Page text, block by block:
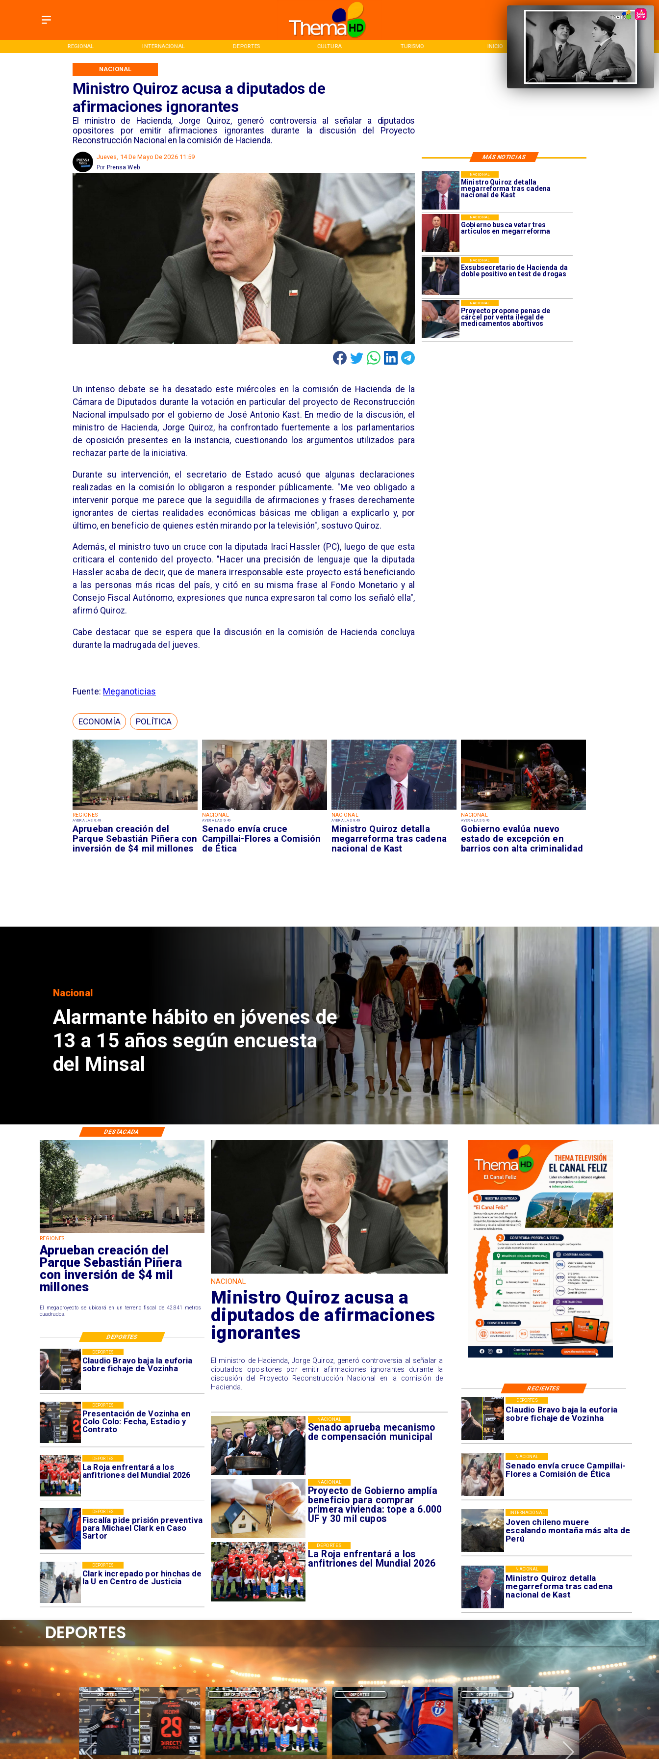
INTERNACIONAL DEPORTES REGIONAL
Ministro Quiroz acusa a diputados de
afirmaciones ignorantes
El ministro de Hacienda, Jorge Quiroz, generó controversia al señalar a diputados
opositores por emitir afirmaciones ignorantes durante la discusión del Proyecto
Reconstrucción Nacional en la comisión de Hacienda.
NACIONAL
MÁS NOTICIAS
Jueves, 14 De Mayo De 2026 11:59
Prensa Web
Por
REGIONES
AYER A LAS 9:49
Aprueban creación del
Parque Sebastián Piñera con
inversión de $4 mil millones
NACIONAL
AYER A LAS 9:49
Senado envía cruce
Campillai-Flores a Comisión
de Ética
NACIONAL
AYER A LAS 9:49
Ministro Quiroz detalla
megarreforma tras cadena
nacional de Kast
NACIONAL
AYER A LAS 9:49
Gobierno evalúa nuevo
estado de excepción en
barrios con alta criminalidad
Ministro Quiroz detalla
megarreforma tras cadena
nacional de Kast
NACIONAL
Gobierno busca vetar tres
artículos en megarreforma
NACIONAL
Exsubsecretario de Hacienda da
doble positivo en test de drogas
NACIONAL
Proyecto propone penas de
cárcel por venta ilegal de
medicamentos abortivos
NACIONAL
Un intenso debate se ha desatado este miércoles en la comisión de Hacienda de la
Cámara de Diputados durante la votación en particular del proyecto de Reconstrucción
Nacional impulsado por el gobierno de José Antonio Kast. En medio de la discusión, el
ministro de Hacienda, Jorge Quiroz, ha confrontado fuertemente a los parlamentarios
de oposición presentes en la instancia, cuestionando los argumentos utilizados para
rechazar parte de la iniciativa.
Durante su intervención, el secretario de Estado acusó que algunas declaraciones
realizadas en la comisión lo obligaron a responder públicamente. "Me veo obligado a
intervenir porque me parece que la seguidilla de afirmaciones y frases derechamente
ignorantes de ciertas realidades económicas básicas me obligan a explicarlo y, por
último, en beneficio de quienes estén mirando por la televisión", sostuvo Quiroz.
Además, el ministro tuvo un cruce con la diputada Irací Hassler (PC), luego de que esta
criticara el contenido del proyecto. "Hacer una precisión de lenguaje que la diputada
Hassler acaba de decir, que de manera irresponsable este proyecto está beneficiando
a las personas más ricas del país, y citó en su misma frase al Fondo Monetario y al
Consejo Fiscal Autónomo, expresiones que nunca expresaron tal como los señaló ella",
afirmó Quiroz.
Cabe destacar que se espera que la discusión en la comisión de Hacienda concluya
durante la madrugada del jueves.
Fuente: Meganoticias
ECONOMÍA POLÍTICA
Regiones
Aprueban creación del Parque
Sebastián Piñera con inversión
de $4 mil millones
Claudio Bravo baja la euforia
sobre fichaje de Vozinha
DEPORTES
Senado envía cruce Campillai-
Flores a Comisión de Ética
NACIONAL
Joven chileno muere
escalando montaña más alta de
Perú
INTERNACIONAL
Ministro Quiroz detalla
megarreforma tras cadena
nacional de Kast
NACIONAL
Claudio Bravo baja la euforia
sobre fichaje de Vozinha
DEPORTES
Presentación de Vozinha en
Colo Colo: Fecha, Estadio y
Contrato
DEPORTES
La Roja enfrentará a los
anfitriones del Mundial 2026
DEPORTES
Fiscalía pide prisión preventiva
para Michael Clark en Caso
Sartor
DEPORTES
Clark increpado por hinchas de
la U en Centro de Justicia
DEPORTES
Senado aprueba mecanismo
de compensación municipal
NACIONAL
Proyecto de Gobierno amplía
beneficio para comprar
primera vivienda: tope a 6.000
UF y 30 mil cupos
NACIONAL
La Roja enfrentará a los
anfitriones del Mundial 2026
DEPORTES
REGIONES
Aprueban creación del
Parque Sebastián Piñera
con inversión de $4 mil
millones
El megaproyecto se ubicará en un terreno fiscal de 42.841 metros
cuadrados.
NACIONAL
Ministro Quiroz acusa a
diputados de afirmaciones
ignorantes
El ministro de Hacienda, Jorge Quiroz, generó controversia al señalar a
diputados opositores por emitir afirmaciones ignorantes durante la
discusión del Proyecto Reconstrucción Nacional en la comisión de
Hacienda.
RECIENTES
DESTACADA
DEPORTES
DEPORTES DEPORTES DEPORTES DEPORTES
DEPORTES